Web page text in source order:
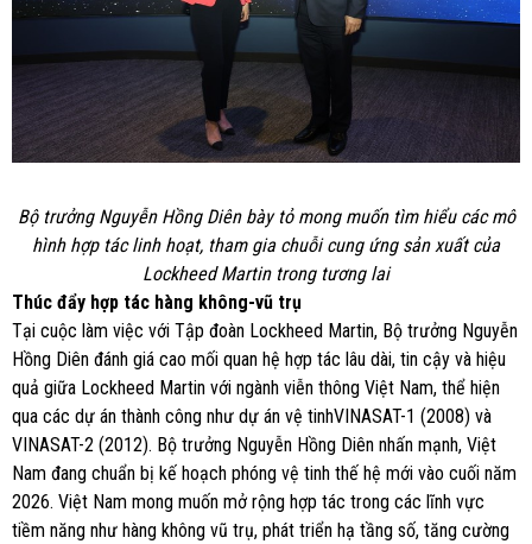
Bộ trưởng Nguyễn Hồng Diên bày tỏ mong muốn tìm hiểu các mô
hình hợp tác linh hoạt, tham gia chuỗi cung ứng sản xuất của
Lockheed Martin trong tương lai
Thúc đẩy hợp tác hàng không-vũ trụ
Tại cuộc làm việc với Tập đoàn Lockheed Martin, Bộ trưởng Nguyễn
Hồng Diên đánh giá cao mối quan hệ hợp tác lâu dài, tin cậy và hiệu
quả giữa Lockheed Martin với ngành viễn thông Việt Nam, thể hiện
qua các dự án thành công như dự án vệ tinhVINASAT-1 (2008) và
VINASAT-2 (2012). Bộ trưởng Nguyễn Hồng Diên nhấn mạnh, Việt
Nam đang chuẩn bị kế hoạch phóng vệ tinh thế hệ mới vào cuối năm
2026. Việt Nam mong muốn mở rộng hợp tác trong các lĩnh vực
tiềm năng như hàng không vũ trụ, phát triển hạ tầng số, tăng cường